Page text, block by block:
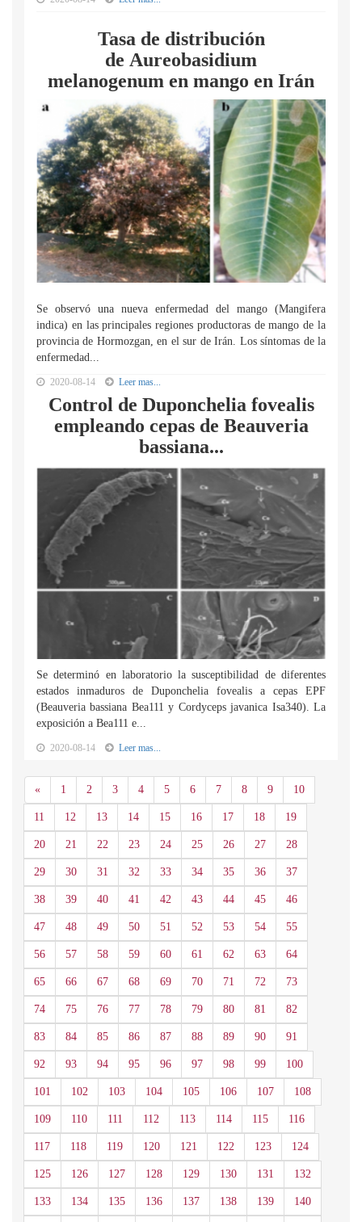
Tasa de distribución
de Aureobasidium
melanogenum en mango en Irán
Se observó una nueva enfermedad del mango (Mangifera
indica) en las principales regiones productoras de mango de la
provincia de Hormozgan, en el sur de Irán. Los síntomas de la
enfermedad...
2020-08-14 Leer mas...
Control de Duponchelia fovealis
empleando cepas de Beauveria
bassiana...
Se determinó en laboratorio la susceptibilidad de diferentes
estados inmaduros de Duponchelia fovealis a cepas EPF
(Beauveria bassiana Bea111 y Cordyceps javanica Isa340). La
exposición a Bea111 e...
2020-08-14 Leer mas...
«Anterior
1 2 3 4 5 6 7 8 9 10
11 12 13 14 15 16 17 18 19
20 21 22 23 24 25 26 27 28
29 30 31 32 33 34 35 36 37
38 39 40 41 42 43 44 45 46
47 48 49 50 51 52 53 54 55
56 57 58 59 60 61 62 63 64
65 66 67 68 69 70 71 72 73
74 75 76 77 78 79 80 81 82
83 84 85 86 87 88 89 90 91
92 93 94 95 96 97 98 99 100
101 102 103 104 105 106 107 108
109 110 111 112 113 114 115 116
117 118 119 120 121 122 123 124
125 126 127 128 129 130 131 132
133 134 135 136 137 138 139 140